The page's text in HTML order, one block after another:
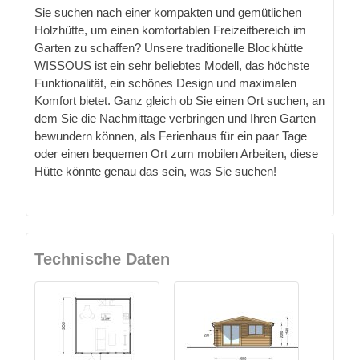
Sie suchen nach einer kompakten und gemütlichen
Holzhütte, um einen komfortablen Freizeitbereich im
Garten zu schaffen? Unsere traditionelle Blockhütte
WISSOUS ist ein sehr beliebtes Modell, das höchste
Funktionalität, ein schönes Design und maximalen
Komfort bietet. Ganz gleich ob Sie einen Ort suchen, an
dem Sie die Nachmittage verbringen und Ihren Garten
bewundern können, als Ferienhaus für ein paar Tage
oder einen bequemen Ort zum mobilen Arbeiten, diese
Hütte könnte genau das sein, was Sie suchen!
Technische Daten